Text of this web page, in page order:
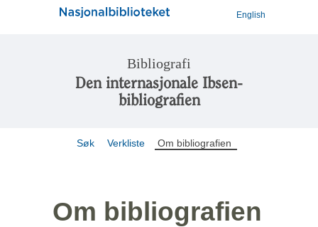
English
Bibliografi
Den internasjonale Ibsen-
bibliografien
Søk Verkliste Om bibliografien
Om bibliografien